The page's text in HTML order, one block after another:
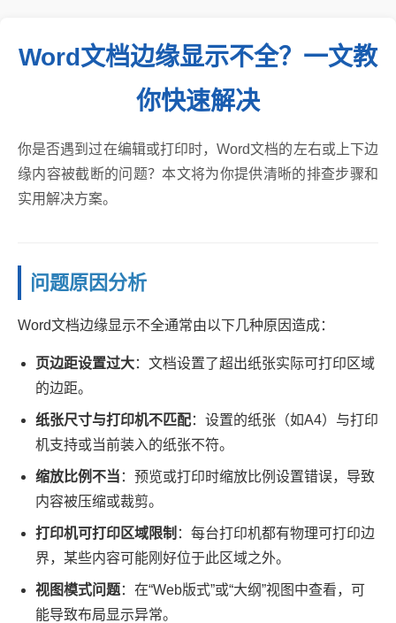
Word文档边缘显示不全？一文教
你快速解决
你是否遇到过在编辑或打印时，Word文档的左右或上下边
缘内容被截断的问题？本文将为你提供清晰的排查步骤和
实用解决方案。
问题原因分析
Word文档边缘显示不全通常由以下几种原因造成：
页边距设置过大：文档设置了超出纸张实际可打印区域
的边距。
纸张尺寸与打印机不匹配：设置的纸张（如A4）与打印
机支持或当前装入的纸张不符。
缩放比例不当 ：预览或打印时缩放比例设置错误，导致
内容被压缩或裁剪。
打印机可打印区域限制 ：每台打印机都有物理可打印边
界，某些内容可能刚好位于此区域之外。
视图模式问题：在“Web版式”或“大纲”视图中查看，可
能导致布局显示异常。